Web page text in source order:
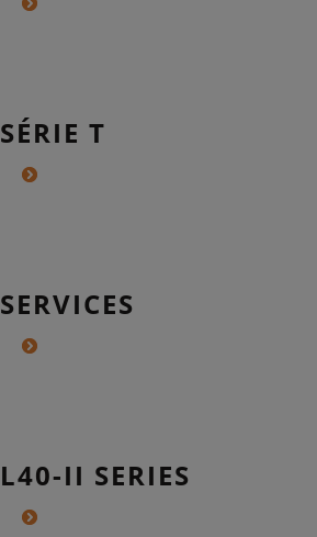
SÉRIE T
SERVICES
L40-II SERIES